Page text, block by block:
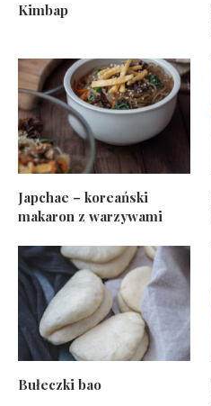
Kimbap
Japchae – koreański
makaron z warzywami
Bułeczki bao